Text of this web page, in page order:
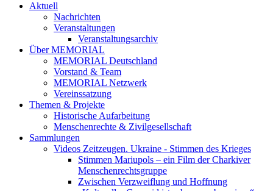
Aktuell
Nachrichten
Veranstaltungen
Veranstaltungsarchiv
Über MEMORIAL
MEMORIAL Deutschland
Vorstand & Team
MEMORIAL Netzwerk
Vereinssatzung
Themen & Projekte
Historische Aufarbeitung
Menschenrechte & Zivilgesellschaft
Sammlungen
Videos Zeitzeugen. Ukraine - Stimmen des Krieges
Stimmen Mariupols – ein Film der Charkiver
Menschenrechtsgruppe
Zwischen Verzweiflung und Hoffnung